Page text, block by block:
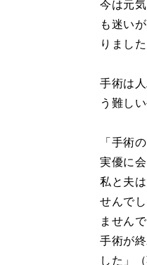
今は元
も迷い
りまし
手術は
う難し
「手術
実優に
私と夫
せんで
ませんで
手術が
した」